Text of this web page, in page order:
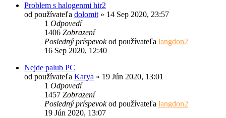
Problem s halogenmi hir2
od používateľa dolomit » 14 Sep 2020, 23:57
1 Odpovedí
1406 Zobrazení
Posledný príspevokod používateľa langdon2
16 Sep 2020, 12:40
Nejde palub PC
od používateľa Karya » 19 Jún 2020, 13:01
1 Odpovedí
1457 Zobrazení
Posledný príspevokod používateľa langdon2
19 Jún 2020, 13:07